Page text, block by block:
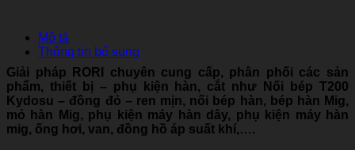
Mô tả
Thông tin bổ sung
Giải pháp RORI chuyên cung cấp, phân phối các sản
phẩm, thiết bị – phụ kiện hàn, cắt như Nối bép T200
Kydosu – đồng đỏ – ren mịn, nối bép hàn, bép hàn Mig,
mỏ hàn Mig, phụ kiện máy hàn dây, phụ kiện máy hàn
mig, ống hơi, van, đồng hồ áp suất khí,….